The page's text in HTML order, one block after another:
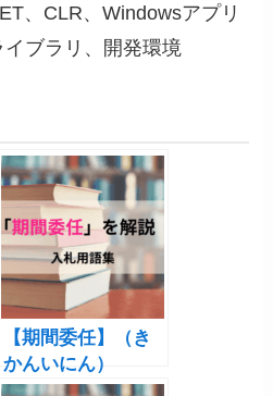
、CLR、Windowsアプリ
ブラリ、開発環境
【期間委任】（き
かんいにん）